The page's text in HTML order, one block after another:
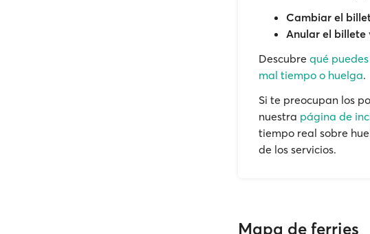
Cambiar el
Anular el billete
Descubre qué
mal tiempo o huelga.
Si te preocupan los
nuestra página de
tiempo real sobre
de los servicios.
Mapa de ferries